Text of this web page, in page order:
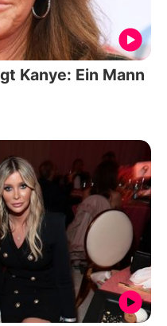
Kanye: Ein Mann